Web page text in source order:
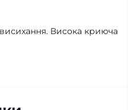
Висока криюча